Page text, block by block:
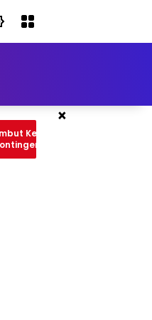
×
XX-V